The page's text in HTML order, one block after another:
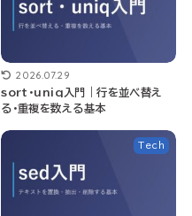
2026.07.29
sort・uniq入門｜行を並べ替え
る・重複を数える基本
Tech